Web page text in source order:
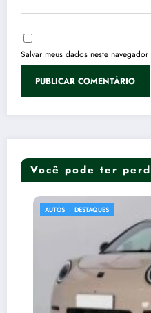
Salvar meus dados neste
Você pode ter
AUTOS DESTAQUES